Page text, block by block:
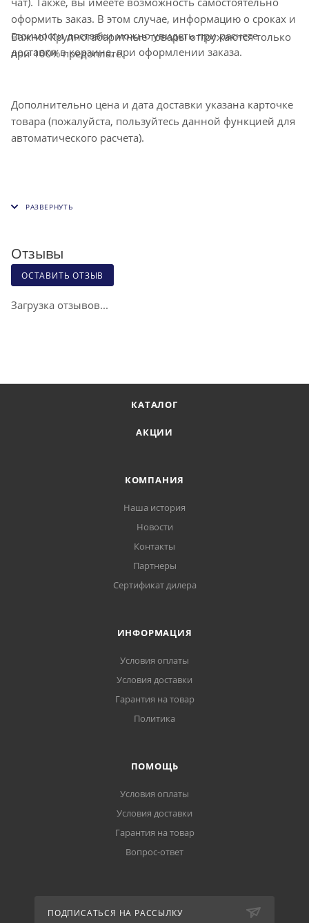
оформить заказ. В этом случае, информацию о сроках и
стоимости доставки можно увидеть при расчете
доставки в корзине, при оформлении заказа.
Важно! Крупногабаритные товары отгружаются только
при 100% предоплате.
Дополнительно цена и дата доставки указана карточке
товара (пожалуйста, пользуйтесь данной функцией для
автоматического расчета).
Отзывы
ОСТАВИТЬ ОТЗЫВ
Загрузка отзывов...
КАТАЛОГ
АКЦИИ
КОМПАНИЯ
Наша история
Новости
Контакты
Партнеры
Сертификат дилера
ИНФОРМАЦИЯ
Условия оплаты
Условия доставки
Гарантия на товар
Политика
ПОМОЩЬ
Условия оплаты
Условия доставки
Гарантия на товар
Вопрос-ответ
ПОДПИСАТЬСЯ НА РАССЫЛКУ